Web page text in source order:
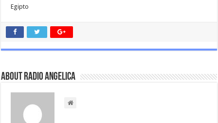
Egipto
About Radio Angelica